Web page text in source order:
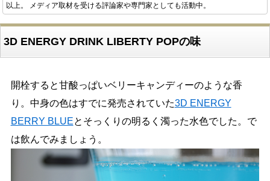
以上。 メディア取材を受ける評論家や専門家としても活動中。
3D ENERGY DRINK LIBERTY POPの味
開栓すると甘酸っぱいベリーキャンディーのような香
り。中身の色はすでに発売されていた3D ENERGY
BERRY BLUEとそっくりの明るく濁った水色でした。で
は飲んでみましょう。